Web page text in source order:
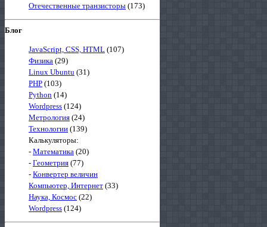
Отечественные транзисторы (173)
Блог
JavaScript, CSS, HTML (107)
Физика (29)
Linux Ubuntu (31)
PHP (103)
Python (14)
Wordpress (124)
Метрология (24)
Технологии (139)
Калькуляторы:
- Математика (20)
- Геометрия (77)
- Конвертер величин
Компьютер, Интернет (33)
Наука, Космос (22)
Wordpress (124)